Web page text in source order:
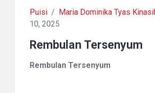
Puisi / Maria Dominika Tyas
10, 2025
Rembulan Tersenyum
Rembulan Tersenyum